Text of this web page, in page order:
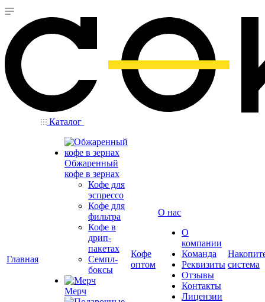
Главная
Каталог
Обжаренный
кофе в зернах
Кофе для
эспрессо
Кофе для
фильтра
Кофе в
дрип-
пакетах
Семпл-
боксы
Мерч
Кофе
оптом
О нас
О
компании
Команда
Реквизиты
Отзывы
Контакты
Лицензии
система